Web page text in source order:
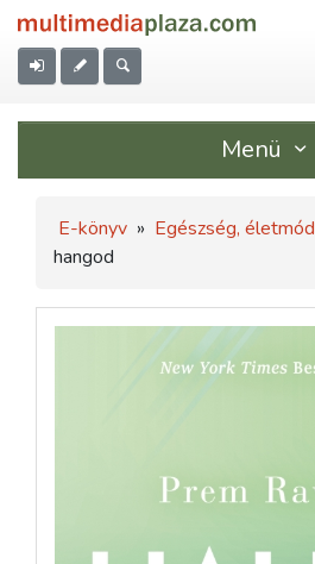
Menü
E-könyv » Egészség, életmód
hangod